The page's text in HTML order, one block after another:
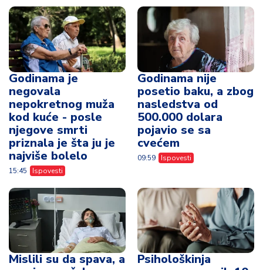
Godinama je
negovala
nepokretnog muža
kod kuće - posle
njegove smrti
priznala je šta ju je
najviše bolelo
15:45 Ispovesti
Godinama nije
posetio baku, a zbog
nasledstva od
500.000 dolara
pojavio se sa
cvećem
09:59 Ispovesti
Mislili su da spava, a
Psihološkinja